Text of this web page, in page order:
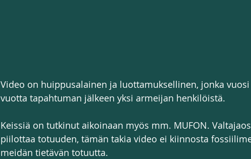
Video on huippusalainen ja luottamuksellinen, jonka
vuotta tapahtuman jälkeen yksi armeijan henkilöistä.
Keissiä on tutkinut aikoinaan myös mm. MUFON.
piilottaa totuuden, tämän takia video ei kiinnosta
meidän tietävän totuutta.